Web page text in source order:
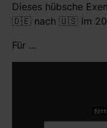
Dieses hübsche
🇩🇪 nach 🇺🇸 im 20'
Für ...